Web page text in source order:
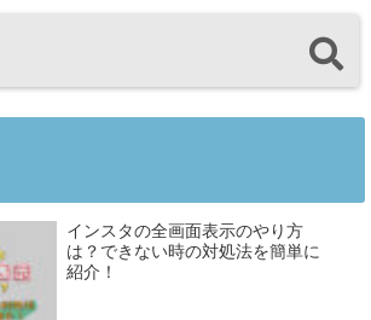
インスタの全画面表示のやり方
は？できない時の対処法を簡単に
紹介！